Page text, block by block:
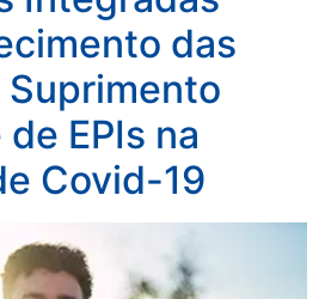
das
EPIs na
Covid-19